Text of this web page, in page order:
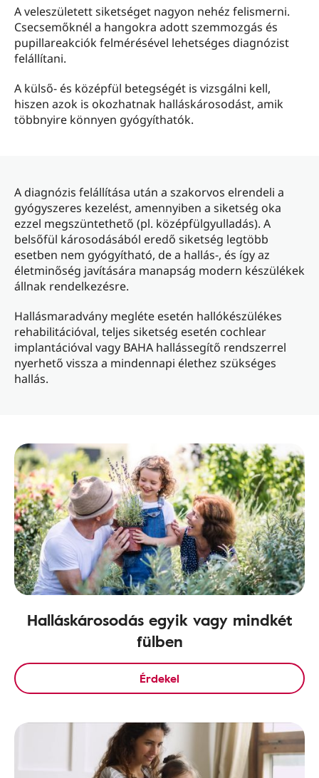
A veleszületett siketséget nagyon nehéz felismerni.
Csecsemőknél a hangokra adott szemmozgás és
pupillareakciók felmérésével lehetséges diagnózist
felállítani.
A külső- és középfül betegségét is vizsgálni kell,
hiszen azok is okozhatnak halláskárosodást, amik
többnyire könnyen gyógyíthatók.
A diagnózis felállítása után a szakorvos elrendeli a
gyógyszeres kezelést, amennyiben a siketség oka
ezzel megszüntethető (pl. középfülgyulladás). A
belsőfül károsodásából eredő siketség legtöbb
esetben nem gyógyítható, de a hallás-, és így az
életminőség javítására manapság modern készülékek
állnak rendelkezésre.
Hallásmaradvány megléte esetén hallókészülékes
rehabilitációval, teljes siketség esetén cochlear
implantációval vagy BAHA hallássegítő rendszerrel
nyerhető vissza a mindennapi élethez szükséges
hallás.
Halláskárosodás egyik vagy mindkét
fülben
Érdekel